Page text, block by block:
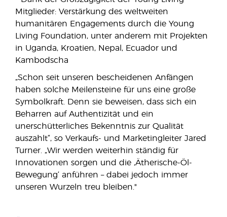
Mitglieder: Verstärkung des weltweiten
humanitären Engagements durch die Young
Living Foundation, unter anderem mit Projekten
in Uganda, Kroatien, Nepal, Ecuador und
Kambodscha
„Schon seit unseren bescheidenen Anfängen
haben solche Meilensteine für uns eine große
Symbolkraft. Denn sie beweisen, dass sich ein
Beharren auf Authentizität und ein
unerschütterliches Bekenntnis zur Qualität
auszahlt“, so Verkaufs- und Marketingleiter Jared
Turner. „Wir werden weiterhin ständig für
Innovationen sorgen und die ‚Ätherische-Öl-
Bewegung‘ anführen – dabei jedoch immer
unseren Wurzeln treu bleiben."